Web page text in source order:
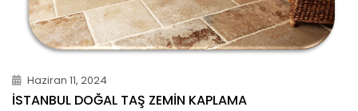
Haziran 11, 2024
İSTANBUL DOĞAL TAŞ ZEMIN KAPLAMA